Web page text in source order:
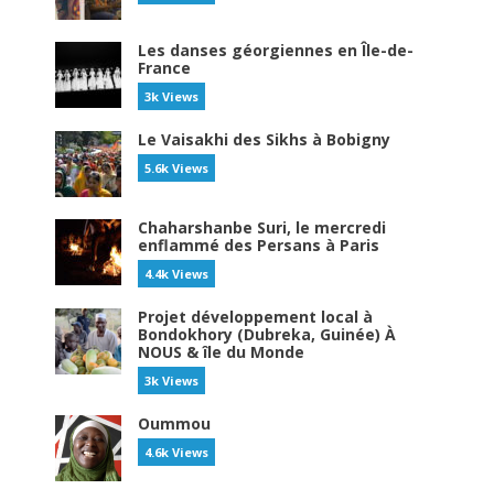
Les danses géorgiennes en Île-de-
France
3k Views
Le Vaisakhi des Sikhs à Bobigny
5.6k Views
Chaharshanbe Suri, le mercredi
enflammé des Persans à Paris
4.4k Views
Projet développement local à
Bondokhory (Dubreka, Guinée) À
NOUS & île du Monde
3k Views
Oummou
4.6k Views